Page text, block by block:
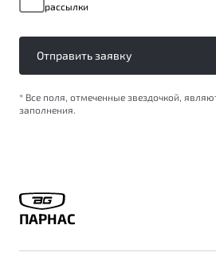
Универсальный кроссовер
Обзор В наличии
"Помощь на дорогах"
Запись на сервис
рассылки
Отправить заявку
* Все поля, отмеченные звездочкой,
заполнения.
ПАРНАС